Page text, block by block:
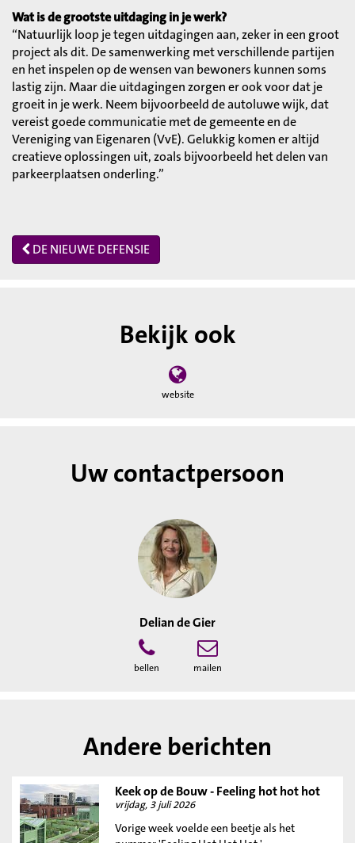
Wat is de grootste uitdaging in je werk?
“Natuurlijk loop je tegen uitdagingen aan, zeker in een groot
project als dit. De samenwerking met verschillende partijen
en het inspelen op de wensen van bewoners kunnen soms
lastig zijn. Maar die uitdagingen zorgen er ook voor dat je
groeit in je werk. Neem bijvoorbeeld de autoluwe wijk, dat
vereist goede communicatie met de gemeente en de
Vereniging van Eigenaren (VvE). Gelukkig komen er altijd
creatieve oplossingen uit, zoals bijvoorbeeld het delen van
parkeerplaatsen onderling.”
DE NIEUWE DEFENSIE
Bekijk ook
website
Uw contactpersoon
Delian de Gier
bellen mailen
Andere berichten
Keek op de Bouw - Feeling hot hot hot
vrijdag, 3 juli 2026
Vorige week voelde een beetje als het